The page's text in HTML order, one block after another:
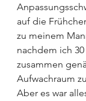
auf die
zu meinem
nachdem ich
zusammen
Aufwachraum
Aber es war